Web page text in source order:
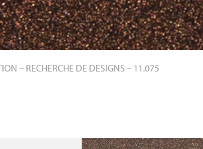
– RECHERCHE DE DESIGNS – 11.075